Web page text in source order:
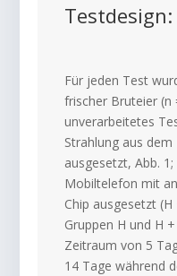
Testdesign:
Für jeden Test
frischer Bruteier (n
unverarbeitetes
Strahlung aus
ausgesetzt, Abb.
Mobiltelefon mit
Chip ausgesetzt
Gruppen H und H
Zeitraum von 5
14 Tage während